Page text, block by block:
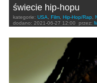
świecie hip-hopu
kategorie: USA Film Hip-Hop/Rap
dodano: 2021-06-27 12:00 przez: